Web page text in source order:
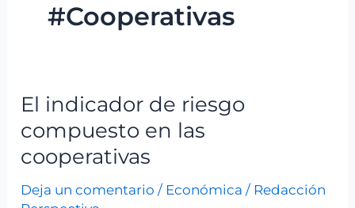
#Cooperativas
El indicador de riesgo
compuesto en las
cooperativas
Deja un comentario / Económica / Redacción
El
indicador
riesgo
compuesto